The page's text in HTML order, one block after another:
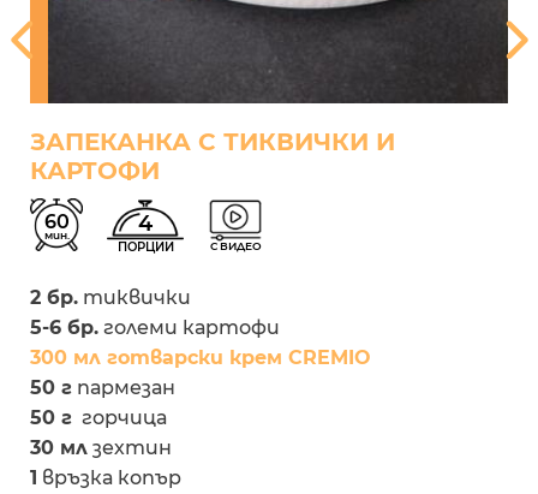
ЗАПЕКАНКА С ТИКВИЧКИ И
КАРТОФИ
60
мин. 4
ПОРЦИИ С ВИДЕО
2 бр. тиквички
5-6 бр. големи картофи
300 мл готварски крем CREMIO
50 г пармезан
50 г горчица
30 мл зехтин
1 връзка копър